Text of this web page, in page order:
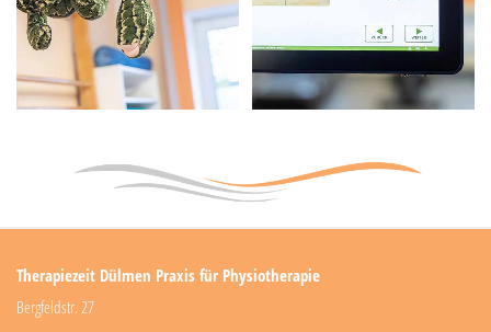
Therapiezeit Dülmen Praxis für Physiotherapie
Bergfeldstr. 27